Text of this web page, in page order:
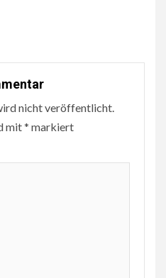
nicht veröffentlicht.
mit* markiert